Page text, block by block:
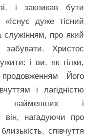
і закликав бути
дуже тісний
служінням, про який
Христос
і ви, як гілки,
Його
і лагідністю
найменших і
він, нагадуючи про
співчуття